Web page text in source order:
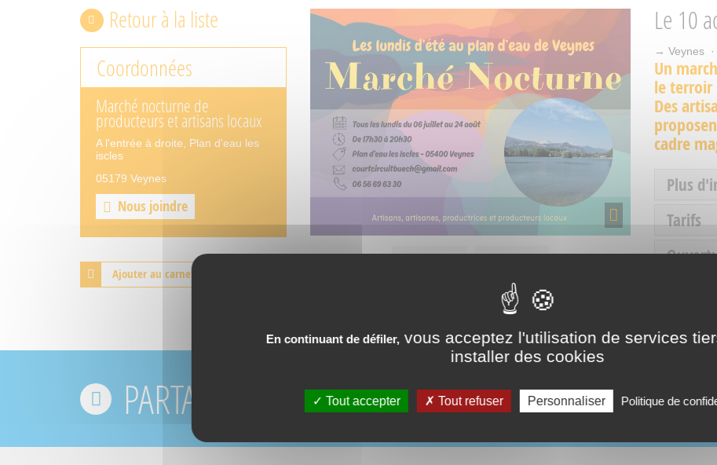
Retour à la liste
Coordonnées
Marché nocturne de
producteurs et artisans locaux
A l'entrée à droite, Plan d'eau les
iscles
05179 Veynes
Nous joindre
Ajouter au carnet de voyage
Le 10
→ Veynes ·
Un
le terroir
Des
cadre
Plus
Tarifs
PARTAGEZ VOS EXPÉRIENCES VÉCUES AUX
En continuant de défiler,vous acceptez l'utilisation de services
installer des cookies
Tout accepter Tout refuser Personnaliser Politique de